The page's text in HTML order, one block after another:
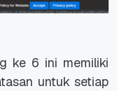
ke 6 ini memiliki
untuk setiap